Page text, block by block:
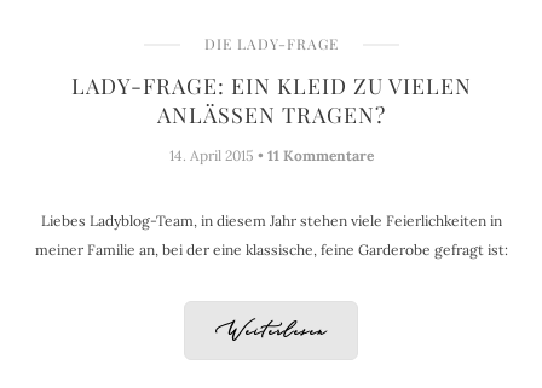
DIE LADY-FRAGE
LADY-FRAGE: EIN KLEID ZU VIELEN
ANLÄSSEN TRAGEN?
14. April 2015 • 11 Kommentare
Liebes Ladyblog-Team, in diesem Jahr stehen viele Feierlichkeiten in
meiner Familie an, bei der eine klassische, feine Garderobe gefragt ist:
Weiterlesen